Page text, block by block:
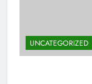
UNCATEGORIZED